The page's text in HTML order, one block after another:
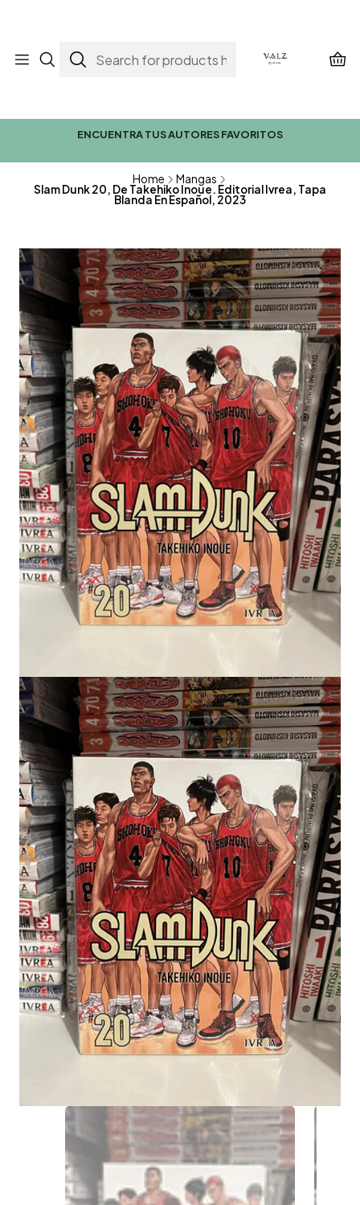
ENCUENTRA TUS AUTORES FAVORITOS
Home Mangas
Slam Dunk 20, De Takehiko Inoue. Editorial Ivrea, Tapa
Blanda En Español, 2023